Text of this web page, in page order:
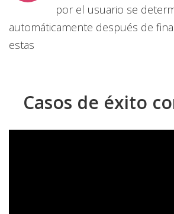
por el usuario se
automáticamente después de
estas
Casos de éxito